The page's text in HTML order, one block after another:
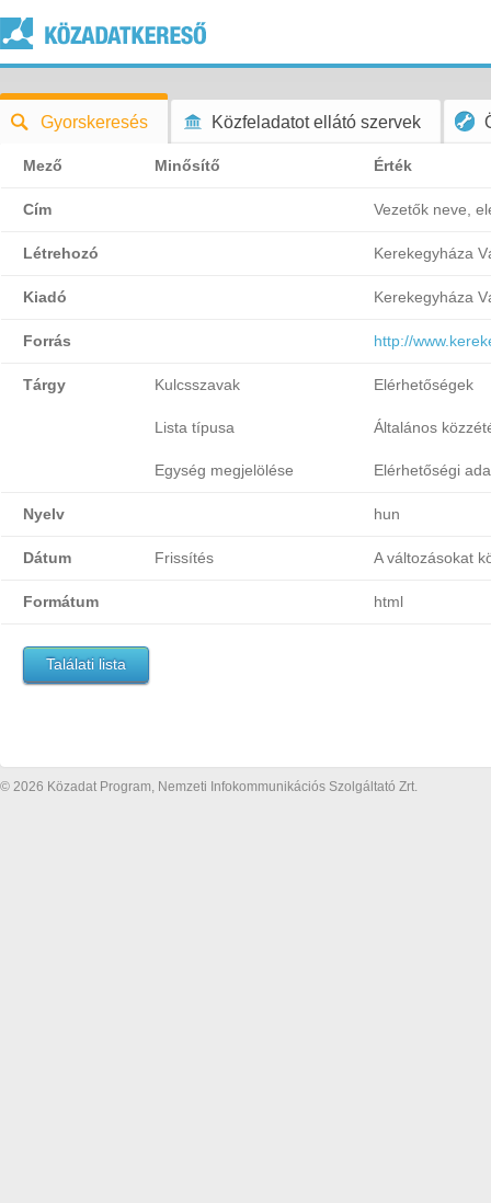
Gyorskeresés Közfeladatot ellátó szervek
Mező Minősítő Érték
Cím Vezetők neve,
Létrehozó Kerekegyháza
Kiadó Kerekegyháza
Forrás http://
Tárgy Kulcsszavak Elérhetőségek
Lista típusa Általános
Egység megjelölése Elérhetőségi
Nyelv hun
Dátum Frissítés A változásokat
Formátum html
Találati lista
© 2026 Közadat Program, Nemzeti Infokommunikációs Szolgáltató Zrt.